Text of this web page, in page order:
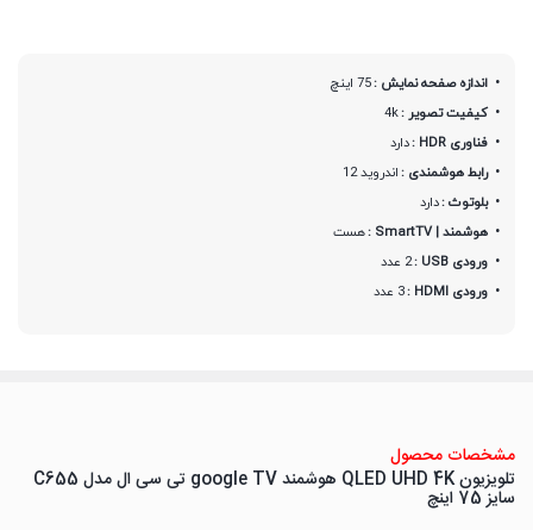
اندازه صفحه نمایش :75 اینچ
کیفیت تصویر :4k
فناوری HDR :
دارد
رابط هوشمندی :اندروید 12
بلوتوث :دارد
هوشمند | SmartTV :
هست
ورودی USB :
2 عدد
ورودی HDMI :
3 عدد
مشخصات محصول
تلویزیون QLED UHD 4K هوشمند google TV تی سی ال مدل C655
سایز 75 اینچ